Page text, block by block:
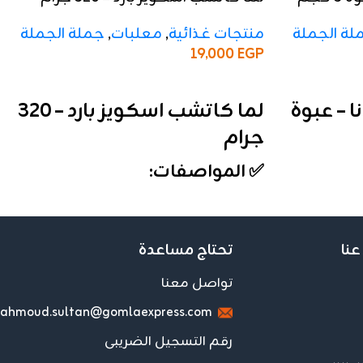
الجملة
– عبوة
منتجات غذائية, معلبات, جملة الجملة
19,000EGP
لما كاتشب اسكويز بارد – 320
جرام
✅ المواصفات:
التعبئة:الكرتونة تحتوي على 12 علبة
الخامة: عبوة اسكويز عملية وسهلة
الاستخدام
التقفيل:فاخر ومناسب لرف العرض
💼 تفاصيل الجملة:
تحتاج مساعدة
تواصل معنا
رقم التسجيل الضريبى